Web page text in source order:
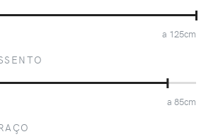
a 125cm
a 85cm